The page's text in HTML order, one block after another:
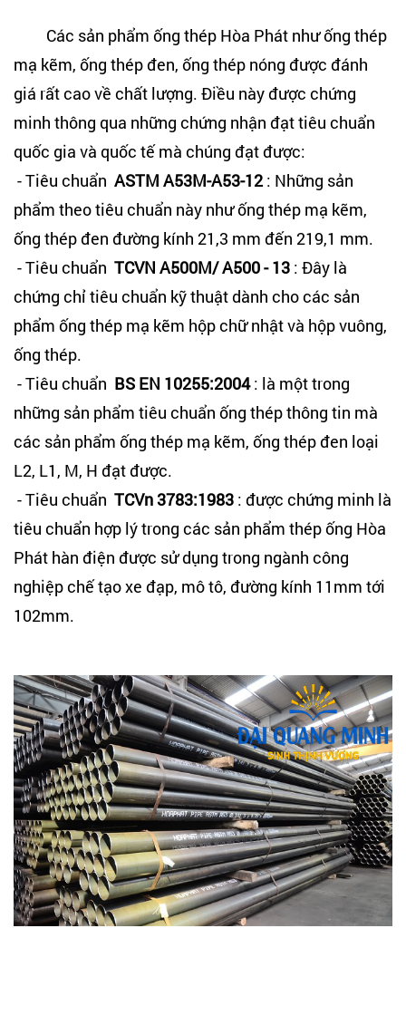
Các sản phẩm ống thép Hòa Phát như ống thép
mạ kẽm, ống thép đen, ống thép nóng được đánh
giá rất cao về chất lượng. Điều này được chứng
minh thông qua những chứng nhận đạt tiêu chuẩn
quốc gia và quốc tế mà chúng đạt được:
- Tiêu chuẩn ASTM A53M-A53-12 : Những sản
phẩm theo tiêu chuẩn này như ống thép mạ kẽm,
ống thép đen đường kính 21,3 mm đến 219,1 mm.
- Tiêu chuẩn TCVN A500M/ A500 - 13 : Đây là
chứng chỉ tiêu chuẩn kỹ thuật dành cho các sản
phẩm ống thép mạ kẽm hộp chữ nhật và hộp vuông,
ống thép.
- Tiêu chuẩn BS EN 10255:2004: là một trong
những sản phẩm tiêu chuẩn ống thép thông tin mà
các sản phẩm ống thép mạ kẽm, ống thép đen loại
L2, L1, M, H đạt được.
- Tiêu chuẩn TCVn 3783:1983 : được chứng minh là
tiêu chuẩn hợp lý trong các sản phẩm thép ống Hòa
Phát hàn điện được sử dụng trong ngành công
nghiệp chế tạo xe đạp, mô tô, đường kính 11mm tới
102mm.